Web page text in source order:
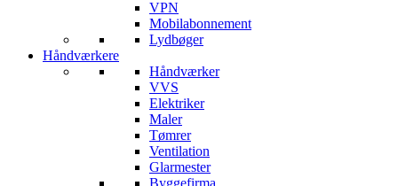
VPN
Mobilabonnement
Lydbøger
Håndværkere
Håndværker
VVS
Elektriker
Maler
Tømrer
Ventilation
Glarmester